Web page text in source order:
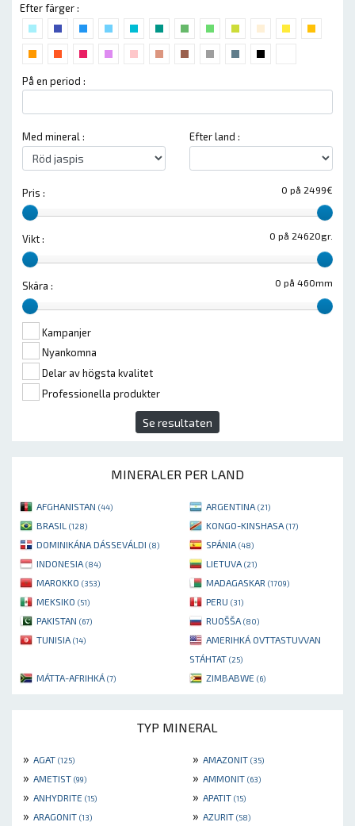
Efter färger :
På en period :
Med mineral : Efter land :
0 på 2499€
Pris :
0 på 24620gr.
Vikt :
0 på 460mm
Skära :
Kampanjer
Nyankomna
Delar av högsta kvalitet
Professionella produkter
Se resultaten
MINERALER PER LAND
AFGHANISTAN (44) ARGENTINA (21)
BRASIL (128) KONGO-KINSHASA (17)
DOMINIKÁNA DÁSSEVÁLDI (8) SPÁNIA (48)
INDONESIA (84) LIETUVA (21)
MAROKKO (353) MADAGASKAR (1709)
MEKSIKO (51) PERU (31)
PAKISTAN (67) RUOŠŠA (80)
TUNISIA (14)
AMERIHKÁ OVTTASTUVVAN
STÁHTAT (25)
MÁTTA-AFRIHKÁ (7) ZIMBABWE (6)
TYP MINERAL
» AGAT (125) » AMAZONIT (35)
» AMETIST (99) » AMMONIT (63)
» ANHYDRITE (15) » APATIT (15)
» ARAGONIT (13) » AZURIT (58)